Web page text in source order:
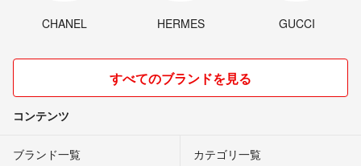
CHANEL HERMES GUCCI
すべてのブランドを見る
コンテンツ
ブランド一覧 カテゴリ一覧